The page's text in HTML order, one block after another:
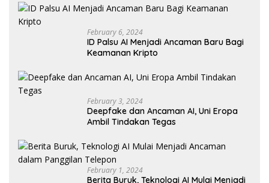
February 6, 2024
ID Palsu AI Menjadi Ancaman Baru Bagi
Keamanan Kripto
February 3, 2024
Deepfake dan Ancaman AI, Uni Eropa
Ambil Tindakan Tegas
February 1, 2024
Berita Buruk, Teknologi AI Mulai Menjadi